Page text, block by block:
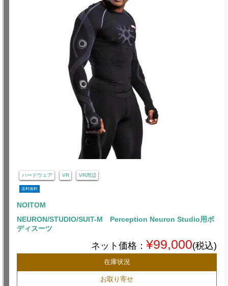
ハードウェア VR VR周辺
送料無料
NOITOM
NEURON/STUDIO/SUIT-M Perception Neuron Studio用ボ
ディスーツ
ネット価格： ¥99,000(税込)
在庫状況
お取り寄せ